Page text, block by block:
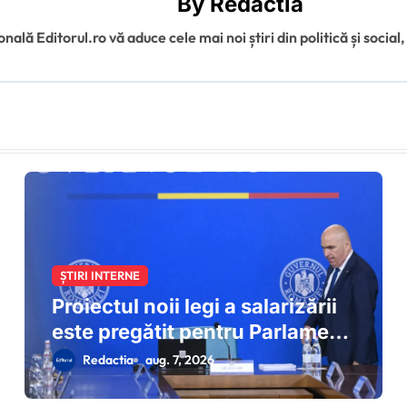
Editorul.ro vă aduce cele mai noi știri din politică și
ȘTIRI INTERNE
Proiectul noii legi a salarizării
este pregătit pentru Parlament:
Ilie Bolojan condiționează
depunerea oficială a acestuia
Redactia aug. 7, 2026